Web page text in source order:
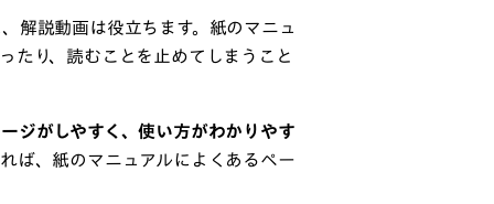
解説動画は役立ちます。紙のマニュ
たり、読むことを止めてしまうこと
ジがしやすく、使い方がわかりやす
ば、紙のマニュアルによくあるペー